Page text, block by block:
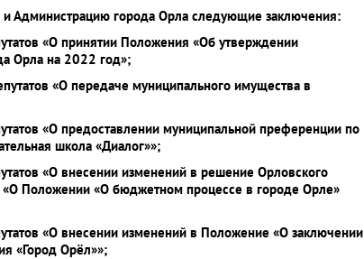
Администрацию города Орла следующие заключения:
«О принятии Положения «Об утверждении
Орла на 2022 год»;
«О передаче муниципального имущества в
«О предоставлении муниципальной преференции по
школа «Диалог»»;
«О внесении изменений в решение Орловского
Положении «О бюджетном процессе в городе Орле»
«О внесении изменений в Положение «О заключении
«Город Орёл»»;